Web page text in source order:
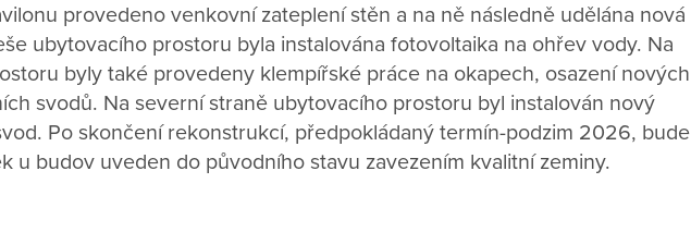
provedeno venkovní zateplení stěn a na ně následně udělána nová
ubytovacího prostoru byla instalována fotovoltaika na ohřev vody. Na
byly také provedeny klempířské práce na okapech, osazení nových
svodů. Na severní straně ubytovacího prostoru byl instalován nový
Po skončení rekonstrukcí, předpokládaný termín-podzim 2026, bude
u budov uveden do původního stavu zavezením kvalitní zeminy.